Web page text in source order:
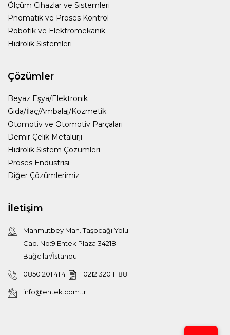
Ölçüm Cihazlar ve Sistemleri
Pnömatik ve Proses Kontrol
Robotik ve Elektromekanik
Hidrolik Sistemleri
Çözümler
Beyaz Eşya/Elektronik
Gıda/İlaç/Ambalaj/Kozmetik
Otomotiv ve Otomotiv Parçaları
Demir Çelik Metalurji
Hidrolik Sistem Çözümleri
Proses Endüstrisi
Diğer Çözümlerimiz
İletişim
Mahmutbey Mah. Taşocağı Yolu
Cad. No:9 Entek Plaza 34218
Bağcılar/İstanbul
0850 201 41 41 0212 320 11 88
info@entek.com.tr